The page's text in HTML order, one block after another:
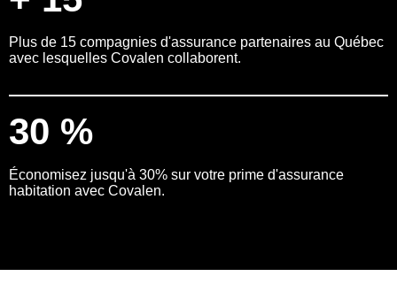
Nous joindre
Plus de 15 compagnies d'assurance partenaires au Québec
avec lesquelles Covalen collaborent.
30 %
Économisez jusqu'à 30% sur votre prime d'assurance
habitation avec Covalen.